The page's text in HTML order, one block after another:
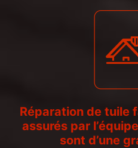
Réparation de tuile
assurés par
sont d’une